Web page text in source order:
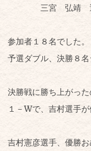
三宮 弘靖 選
参加者１８名でした。
予選ダブル、決勝８名
決勝戦に勝ち上がった
１－Wで、吉村選手が
吉村憲彦選手、優勝